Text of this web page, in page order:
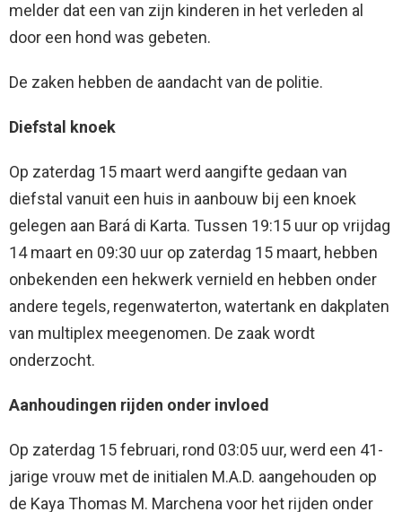
melder dat een van zijn kinderen in het verleden al
door een hond was gebeten.
De zaken hebben de aandacht van de politie.
Diefstal knoek
Op zaterdag 15 maart werd aangifte gedaan van
diefstal vanuit een huis in aanbouw bij een knoek
gelegen aan Bará di Karta. Tussen 19:15 uur op vrijdag
14 maart en 09:30 uur op zaterdag 15 maart, hebben
onbekenden een hekwerk vernield en hebben onder
andere tegels, regenwaterton, watertank en dakplaten
van multiplex meegenomen. De zaak wordt
onderzocht.
Aanhoudingen rijden onder invloed
Op zaterdag 15 februari, rond 03:05 uur, werd een 41-
jarige vrouw met de initialen M.A.D. aangehouden op
de Kaya Thomas M. Marchena voor het rijden onder